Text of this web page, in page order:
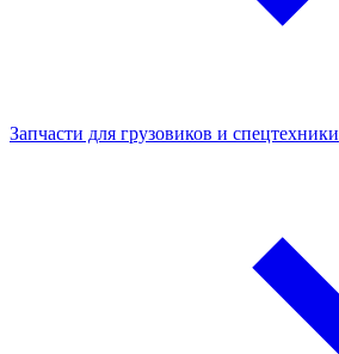
Запчасти для грузовиков и спецтехники